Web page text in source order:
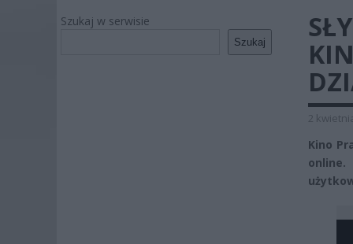
Szukaj w serwisie
Szukaj
2
Kino